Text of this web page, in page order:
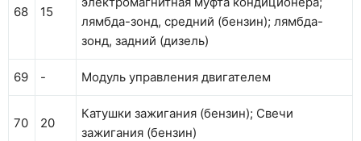
68 15
лямбда-зонд, средний (бензин); лямбда-
зонд, задний (дизель)
69 - Модуль управления двигателем
70 20
Катушки зажигания (бензин); Свечи
зажигания (бензин)